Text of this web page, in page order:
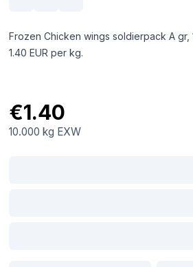
Frozen Chicken wings soldierpack A gr,
1.40 EUR per kg.
€1.40
10.000 kg EXW